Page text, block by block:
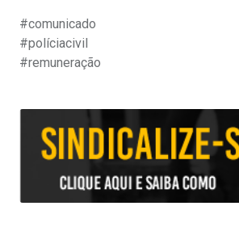
#comunicado
#políciacivil
#remuneração